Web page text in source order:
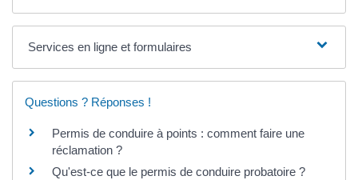
Services en ligne et formulaires
Questions ? Réponses !
Permis de conduire à points : comment faire une
réclamation ?
Qu'est-ce que le permis de conduire probatoire ?